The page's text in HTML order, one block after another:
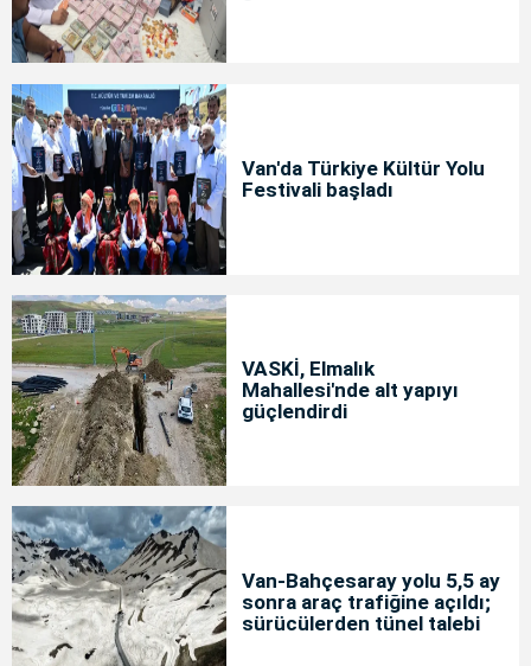
Van'da Türkiye Kültür Yolu
Festivali başladı
VASKİ, Elmalık
Mahallesi'nde alt yapıyı
güçlendirdi
Van-Bahçesaray yolu 5,5 ay
sonra araç trafiğine açıldı;
sürücülerden tünel talebi